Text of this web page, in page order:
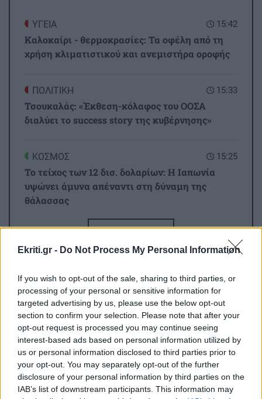
Ekriti.gr - Do Not Process My Personal Information
If you wish to opt-out of the sale, sharing to third parties, or
processing of your personal or sensitive information for
targeted advertising by us, please use the below opt-out
section to confirm your selection. Please note that after your
opt-out request is processed you may continue seeing
interest-based ads based on personal information utilized by
us or personal information disclosed to third parties prior to
your opt-out. You may separately opt-out of the further
disclosure of your personal information by third parties on the
IAB’s list of downstream participants. This information may
15:42
ΥΓΕΙΑ
Καλοκαίρι - θερμοκρασίες: Τα οφέλη από τη
χρήση κλιματιστικού και ανεμιστήρα οροφής
15:33
ΠΟΛΙΤΙΚΗ
Τσουκαλάς: «Έκθεση-κόλαφος του ΟΟΣΑ
διαλύει το success story της κυβέρνησης»
15:25
ΚΟΣΜΟΣ
Το τείχος των 12 δισ. δολαρίων: Η Ιαπωνία
υψώνει άμυνα απέναντι στη δύναμη της
θάλασσας
Ορμούζ: Η κίνηση των πλοίων μειώθηκε - Εν
Ιράν-Ομάν
15:09
ΟΙΚΟΝΟΜΙΑ
Αγροτικές ενισχύσεις 2026: Ποιοι κινδυνεύουν
με αποκλεισμό - Οι κυρώσεις για ανακριβή
στοιχεία ΟΣΔΕ
Όλες οι ειδήσεις
ΠΕΡΙΣΣΟΤΕΡΑ